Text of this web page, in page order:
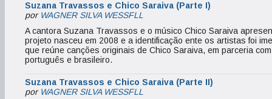
Suzana Travassos e Chico Saraiva (Parte I)
por WAGNER SILVA WESSFLL
A cantora Suzana Travassos e o músico Chico Saraiva
projeto nasceu em 2008 e a identificação ente os artistas foi
que reúne canções originais de Chico Saraiva, em parceria
português e brasileiro.
Suzana Travassos e Chico Saraiva (Parte II)
por WAGNER SILVA WESSFLL